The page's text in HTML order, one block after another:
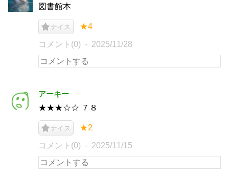
図書館本
ナイス ★4
コメント(0) 2025/11/28
アーキー
★★★☆☆ ７８
ナイス ★2
コメント(0) 2025/11/15